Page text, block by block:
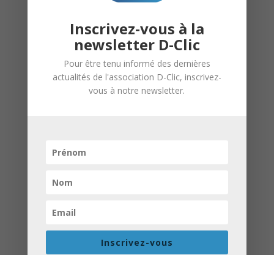
Inscrivez-vous à la
newsletter D-Clic
Pour être tenu informé des dernières
actualités de l'association D-Clic, inscrivez-
vous à notre newsletter.
Inscrivez-vous